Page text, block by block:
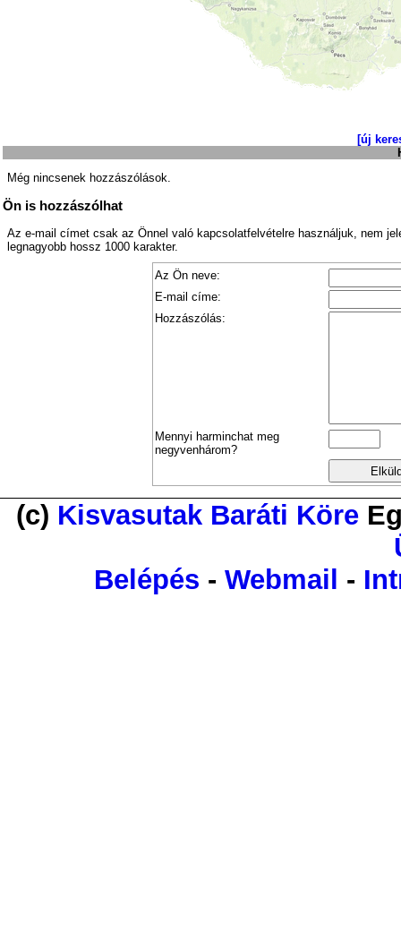
[új
Még nincsenek hozzászólások.
Ön is hozzászólhat
Az e-mail címet csak az Önnel való kapcsolatfelvételre használjuk, nem
legnagyobb hossz 1000 karakter.
Az Ön neve:
E-mail címe:
Hozzászólás:
Mennyi harminchat meg
negyvenhárom?
(c) Kisvasutak Baráti Köre
Belépés - Webmail -